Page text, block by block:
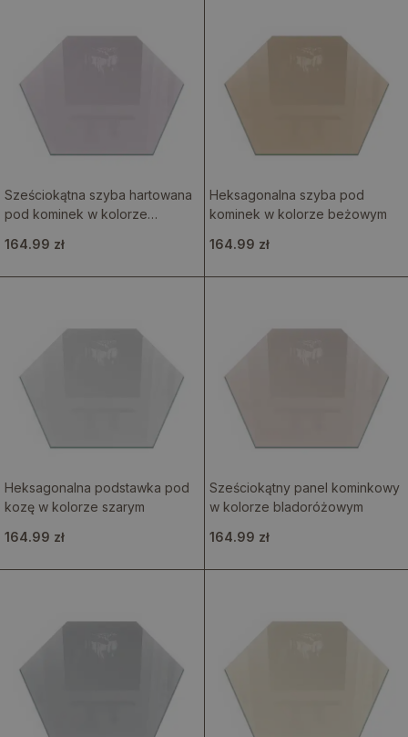
Sześciokątna szyba hartowana
pod kominek w kolorze
164.99 zł
Heksagonalna szyba pod
kominek w kolorze beżowym
164.99 zł
Heksagonalna podstawka pod
kozę w kolorze szarym
164.99 zł
Sześciokątny panel kominkowy
w kolorze bladoróżowym
164.99 zł